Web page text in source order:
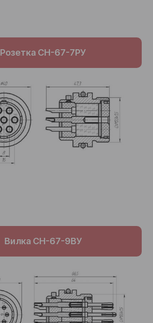
Розетка СН-67-7РУ
Вилка СН-67-9ВУ